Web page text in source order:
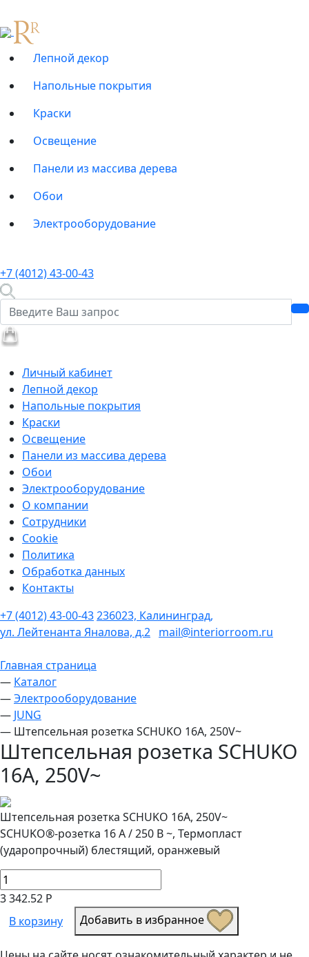
Лепной декор
Напольные покрытия
Краски
Освещение
Панели из массива дерева
Обои
Электрооборудование
+7 (4012) 43-00-43
Личный кабинет
Лепной декор
Напольные покрытия
Краски
Освещение
Панели из массива дерева
Обои
Электрооборудование
О компании
Сотрудники
Cookie
Политика
Обработка данных
Контакты
+7 (4012) 43-00-43236023, Калининград,
ул. Лейтенанта Яналова, д.2 mail@interiorroom.ru
Главная страница
— Каталог
—Электрооборудование
— JUNG
— Штепсельная розетка SCHUKO 16A, 250V~
Штепсельная розетка SCHUKO
16A, 250V~
Штепсельная розетка SCHUKO 16A, 250V~
SCHUKO®-розетка 16 A / 250 B ~, Термопласт
(ударопрочный) блестящий, оранжевый
3 342.52 Р
В корзину
Добавить в избранное